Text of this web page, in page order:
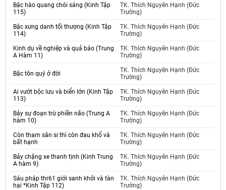
Bậc hào quang chói sáng (Kinh Tập
115)
TK. Thích Nguyên Hạnh (Đức
Trường)
Bậc xưng danh tối thượng (Kinh Tập
114)
TK. Thích Nguyên Hạnh (Đức
Trường)
Kinh dụ về nghiệp và quả báo (Trung
A Hàm 11)
TK. Thích Nguyên Hạnh (Đức
Trường)
Bậc tôn quý ở đời
TK. Thích Nguyên Hạnh (Đức
Trường)
Ai vướt bộc lưu và biển lớn (Kinh Tập
113)
TK. Thích Nguyên Hạnh (Đức
Trường)
Bảy sự đoạn trừ phiền não (Trung A
hàm 10)
TK. Thích Nguyên Hạnh (Đức
Trường)
Còn tham sân si thì còn đau khổ và
bất hạnh
TK. Thích Nguyên Hạnh (Đức
Trường)
Bảy chặng xe thanh tịnh (Kinh Trung
A hàm 9)
TK. Thích Nguyên Hạnh (Đức
Trường)
Sáu pháp thr61 giới sanh khởi và tàn
hại *Kinh Tập 112)
TK. Thích Nguyên Hạnh (Đức
Trường)